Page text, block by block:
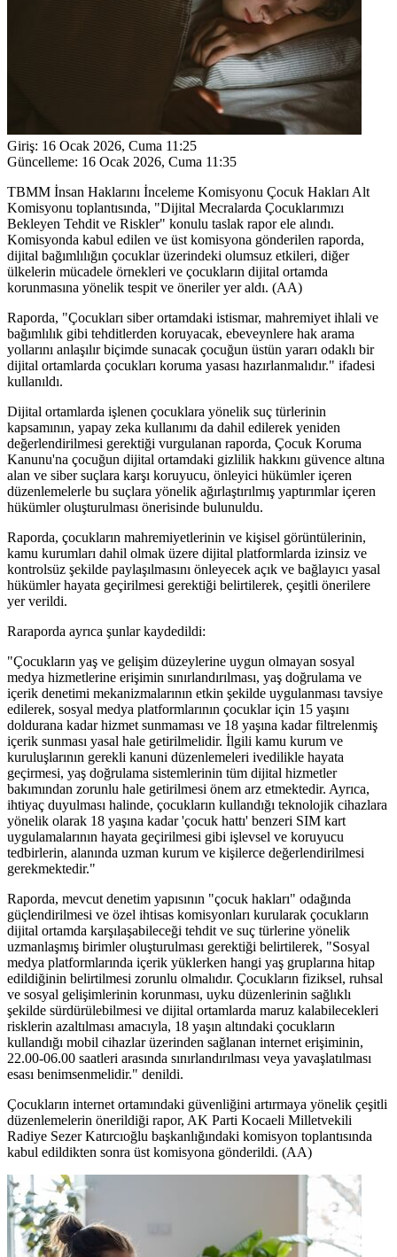
Giriş: 16 Ocak 2026, Cuma 11:25
Güncelleme: 16 Ocak 2026, Cuma 11:35
TBMM İnsan Haklarını İnceleme Komisyonu Çocuk Hakları Alt
Komisyonu toplantısında, "Dijital Mecralarda Çocuklarımızı
Bekleyen Tehdit ve Riskler" konulu taslak rapor ele alındı.
Komisyonda kabul edilen ve üst komisyona gönderilen raporda,
dijital bağımlılığın çocuklar üzerindeki olumsuz etkileri, diğer
ülkelerin mücadele örnekleri ve çocukların dijital ortamda
korunmasına yönelik tespit ve öneriler yer aldı. (AA)
Raporda, "Çocukları siber ortamdaki istismar, mahremiyet ihlali ve
bağımlılık gibi tehditlerden koruyacak, ebeveynlere hak arama
yollarını anlaşılır biçimde sunacak çocuğun üstün yararı odaklı bir
dijital ortamlarda çocukları koruma yasası hazırlanmalıdır." ifadesi
kullanıldı.
Dijital ortamlarda işlenen çocuklara yönelik suç türlerinin
kapsamının, yapay zeka kullanımı da dahil edilerek yeniden
değerlendirilmesi gerektiği vurgulanan raporda, Çocuk Koruma
Kanunu'na çocuğun dijital ortamdaki gizlilik hakkını güvence altına
alan ve siber suçlara karşı koruyucu, önleyici hükümler içeren
düzenlemelerle bu suçlara yönelik ağırlaştırılmış yaptırımlar içeren
hükümler oluşturulması önerisinde bulunuldu.
Raporda, çocukların mahremiyetlerinin ve kişisel görüntülerinin,
kamu kurumları dahil olmak üzere dijital platformlarda izinsiz ve
kontrolsüz şekilde paylaşılmasını önleyecek açık ve bağlayıcı yasal
hükümler hayata geçirilmesi gerektiği belirtilerek, çeşitli önerilere
yer verildi.
Raraporda ayrıca şunlar kaydedildi:
"Çocukların yaş ve gelişim düzeylerine uygun olmayan sosyal
medya hizmetlerine erişimin sınırlandırılması, yaş doğrulama ve
içerik denetimi mekanizmalarının etkin şekilde uygulanması tavsiye
edilerek, sosyal medya platformlarının çocuklar için 15 yaşını
doldurana kadar hizmet sunmaması ve 18 yaşına kadar filtrelenmiş
içerik sunması yasal hale getirilmelidir. İlgili kamu kurum ve
kuruluşlarının gerekli kanuni düzenlemeleri ivedilikle hayata
geçirmesi, yaş doğrulama sistemlerinin tüm dijital hizmetler
bakımından zorunlu hale getirilmesi önem arz etmektedir. Ayrıca,
ihtiyaç duyulması halinde, çocukların kullandığı teknolojik cihazlara
yönelik olarak 18 yaşına kadar 'çocuk hattı' benzeri SIM kart
uygulamalarının hayata geçirilmesi gibi işlevsel ve koruyucu
tedbirlerin, alanında uzman kurum ve kişilerce değerlendirilmesi
gerekmektedir."
Raporda, mevcut denetim yapısının "çocuk hakları" odağında
güçlendirilmesi ve özel ihtisas komisyonları kurularak çocukların
dijital ortamda karşılaşabileceği tehdit ve suç türlerine yönelik
uzmanlaşmış birimler oluşturulması gerektiği belirtilerek, "Sosyal
medya platformlarında içerik yüklerken hangi yaş gruplarına hitap
edildiğinin belirtilmesi zorunlu olmalıdır. Çocukların fiziksel, ruhsal
ve sosyal gelişimlerinin korunması, uyku düzenlerinin sağlıklı
şekilde sürdürülebilmesi ve dijital ortamlarda maruz kalabilecekleri
risklerin azaltılması amacıyla, 18 yaşın altındaki çocukların
kullandığı mobil cihazlar üzerinden sağlanan internet erişiminin,
22.00-06.00 saatleri arasında sınırlandırılması veya yavaşlatılması
esası benimsenmelidir." denildi.
Çocukların internet ortamındaki güvenliğini artırmaya yönelik çeşitli
düzenlemelerin önerildiği rapor, AK Parti Kocaeli Milletvekili
Radiye Sezer Katırcıoğlu başkanlığındaki komisyon toplantısında
kabul edildikten sonra üst komisyona gönderildi. (AA)